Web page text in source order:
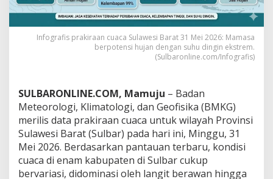
M
K
G
R
i
P
r
k
i
r
a
a
Infografis prakiraan cuaca Sulawesi Barat 31 Mei 2026: Mamasa
berpotensi hujan dengan suhu dingin ekstrem.
(Sulbaronline.com/Infografis)
SULBARONLINE.COM, Mamuju – Badan
Meteorologi, Klimatologi, dan Geofisika (BMKG)
merilis data prakiraan cuaca untuk wilayah Provinsi
Sulawesi Barat (Sulbar) pada hari ini, Minggu, 31
Mei 2026. Berdasarkan pantauan terbaru, kondisi
cuaca di enam kabupaten di Sulbar cukup
bervariasi, didominasi oleh langit berawan hingga